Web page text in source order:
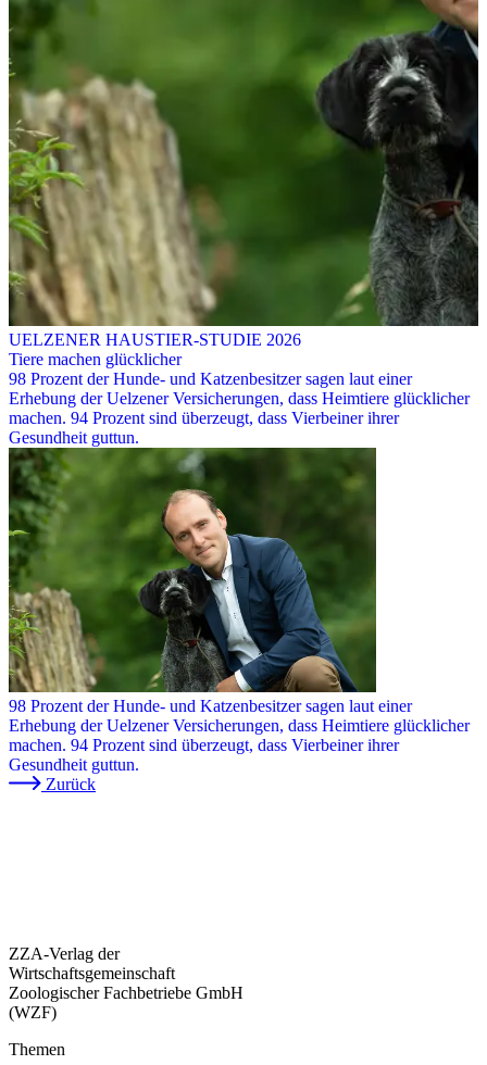
UELZENER HAUSTIER-STUDIE 2026
Tiere machen glücklicher
98 Prozent der Hunde- und Katzenbesitzer sagen laut einer
Erhebung der Uelzener Versicherungen, dass Heimtiere glücklicher
machen. 94 Prozent sind überzeugt, dass Vierbeiner ihrer
Gesundheit guttun.
98 Prozent der Hunde- und Katzenbesitzer sagen laut einer
Erhebung der Uelzener Versicherungen, dass Heimtiere glücklicher
machen. 94 Prozent sind überzeugt, dass Vierbeiner ihrer
Gesundheit guttun.
Zurück
ZZA-Verlag der
Wirtschaftsgemeinschaft
Zoologischer Fachbetriebe GmbH
(WZF)
Themen